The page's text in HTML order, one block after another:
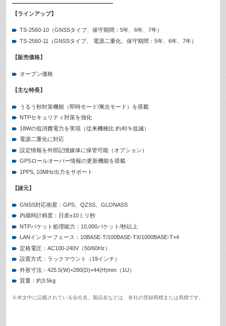
【ラインアップ】
TS-2560-10（GNSSタイプ、保守期間：5年、6年、7年）
TS-2560-11（GNSSタイプ、 電源二重化、保守期間：5年、6年、7年）
【販売価格】
オープン価格
【主な特長】
うるう秒対策機能（即時モード/漸次モード）を搭載
NTPセキュリティ対策を強化
18Wの低消費電力を実現（従来機種比 約40％低減）
電源二重化に対応
設定情報を外部記憶媒体に保管可能（オプション）
GPSロールオーバー情報の更新機能を搭載
1PPS, 10MHz出力をサポート
【諸元】
GNSS対応衛星：GPS、QZSS、GLONASS
内蔵時計精度：日差±10ミリ秒
NTPパケット処理能力：10,000パケット/秒以上
LANインターフェース：10BASE-T/100BASE-TX/1000BASE-T×4
定格電圧：AC100-240V（50/60Hz）
設置方式：ラックマウント（19インチ）
外形寸法：425.5(W)×280(D)×44(H)mm（1U）
質量：約3.5kg
※本文中に記載されている会社名、製品名などは、各社の登録商標または商標です。